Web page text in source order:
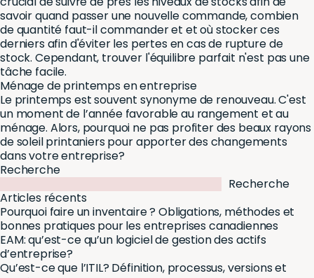
savoir quand passer une nouvelle commande, combien
de quantité faut-il commander et et où stocker ces
derniers afin d'éviter les pertes en cas de rupture de
stock. Cependant, trouver l'équilibre parfait n'est pas une
tâche facile.
Ménage de printemps en entreprise
Le printemps est souvent synonyme de renouveau. C'est
un moment de l’année favorable au rangement et au
ménage. Alors, pourquoi ne pas profiter des beaux rayons
de soleil printaniers pour apporter des changements
dans votre entreprise?
Recherche
Recherche
Articles récents
Pourquoi faire un inventaire ? Obligations, méthodes et
bonnes pratiques pour les entreprises canadiennes
EAM: qu’est-ce qu’un logiciel de gestion des actifs
d’entreprise?
Qu’est-ce que l’ITIL? Définition, processus, versions et